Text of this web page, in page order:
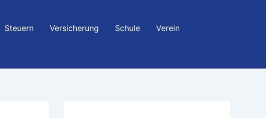
Steuern Versicherung Schule
Verein